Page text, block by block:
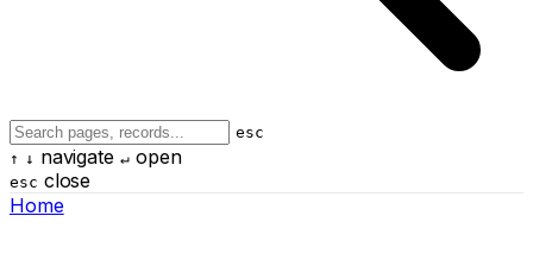
esc
↑ ↓ navigate ↵open
esc close
Home